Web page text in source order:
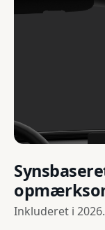
Inkluderet i